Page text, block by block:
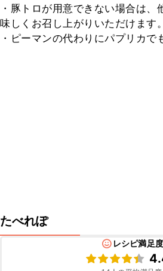
・豚トロが用意できない場合は、
味しくお召し上がりいただけます。
・ピーマンの代わりにパプリカで
たべれぽ
レシピ満足度